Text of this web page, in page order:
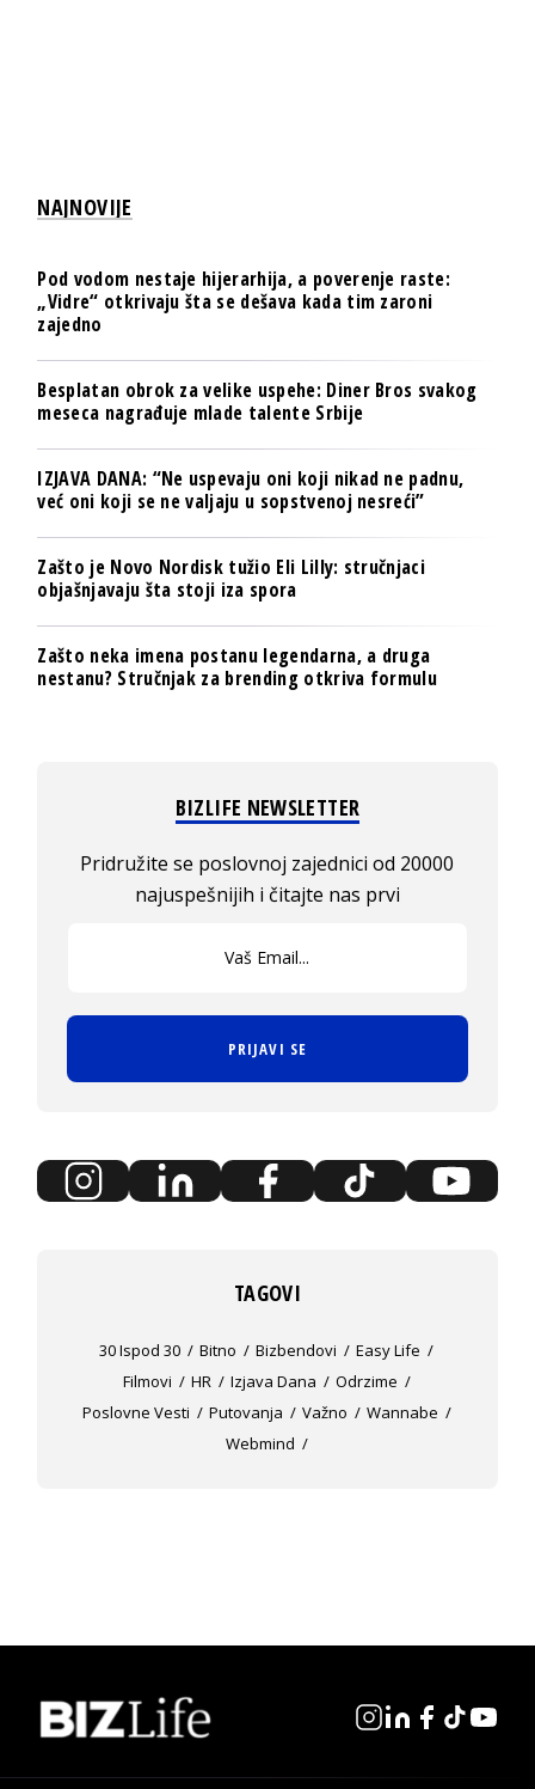
NAJNOVIJE
Pod vodom nestaje hijerarhija, a poverenje raste:
„Vidre“ otkrivaju šta se dešava kada tim zaroni
zajedno
Besplatan obrok za velike uspehe: Diner Bros svakog
meseca nagrađuje mlade talente Srbije
IZJAVA DANA: “Ne uspevaju oni koji nikad ne padnu,
već oni koji se ne valjaju u sopstvenoj nesreći”
Zašto je Novo Nordisk tužio Eli Lilly: stručnjaci
objašnjavaju šta stoji iza spora
Zašto neka imena postanu legendarna, a druga
nestanu? Stručnjak za brending otkriva formulu
BIZLIFE NEWSLETTER
Pridružite se poslovnoj zajednici od 20000
najuspešnijih i čitajte nas prvi
PRIJAVI SE
TAGOVI
30 Ispod 30 Bitno Bizbendovi
Easy Life
Filmovi
HR Izjava Dana
Odrzime
Poslovne Vesti
Putovanja Važno
Wannabe
Webmind